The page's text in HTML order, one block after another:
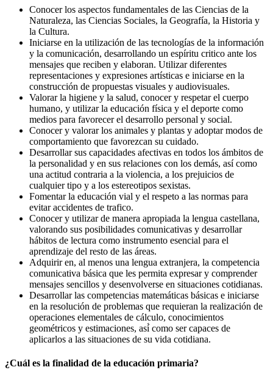
Conocer los aspectos fundamentales de las Ciencias de la
Naturaleza, las Ciencias Sociales, la Geografía, la Historia y
la Cultura.
Iniciarse en la utilización de las tecnologías de la información
y la comunicación, desarrollando un espíritu critico ante los
mensajes que reciben y elaboran. Utilizar diferentes
representaciones y expresiones artísticas e iniciarse en la
construcción de propuestas visuales y audiovisuales.
Valorar la higiene y la salud, conocer y respetar el cuerpo
humano, y utilizar la educación física y el deporte como
medios para favorecer el desarrollo personal y social.
Conocer y valorar los animales y plantas y adoptar modos de
comportamiento que favorezcan su cuidado.
Desarrollar sus capacidades afectivas en todos los ámbitos de
la personalidad y en sus relaciones con los demás, así como
una actitud contraria a la violencia, a los prejuicios de
cualquier tipo y a los estereotipos sexistas.
Fomentar la educación vial y el respeto a las normas para
evitar accidentes de trafico.
Conocer y utilizar de manera apropiada la lengua castellana,
valorando sus posibilidades comunicativas y desarrollar
hábitos de lectura como instrumento esencial para el
aprendizaje del resto de las áreas.
Adquirir en, al menos una lengua extranjera, la competencia
comunicativa básica que les permita expresar y comprender
mensajes sencillos y desenvolverse en situaciones cotidianas.
Desarrollar las competencias matemáticas básicas e iniciarse
en la resolución de problemas que requieran la realización de
operaciones elementales de cálculo, conocimientos
geométricos y estimaciones, así́ como ser capaces de
aplicarlos a las situaciones de su vida cotidiana.
¿Cuál es la finalidad de la educación primaria?